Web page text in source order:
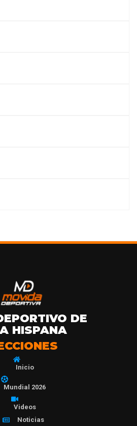
DE
HISPANA
Inicio
Mundial 2026
Videos
Noticias